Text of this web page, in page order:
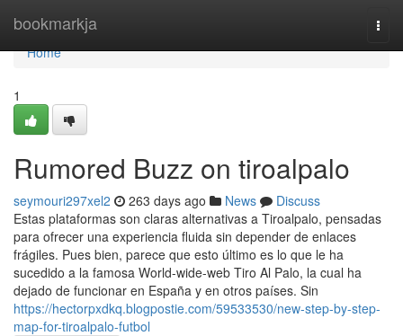
bookmarkja
Home
Home
1
Rumored Buzz on tiroalpalo
seymouri297xel2 263 days ago News
Discuss
Estas plataformas son claras alternativas a Tiroalpalo, pensadas
para ofrecer una experiencia fluida sin depender de enlaces
frágiles. Pues bien, parece que esto último es lo que le ha
sucedido a la famosa World-wide-web Tiro Al Palo, la cual ha
dejado de funcionar en España y en otros países. Sin
https://hectorpxdkq.blogpostie.com/59533530/new-step-by-step-
map-for-tiroalpalo-futbol